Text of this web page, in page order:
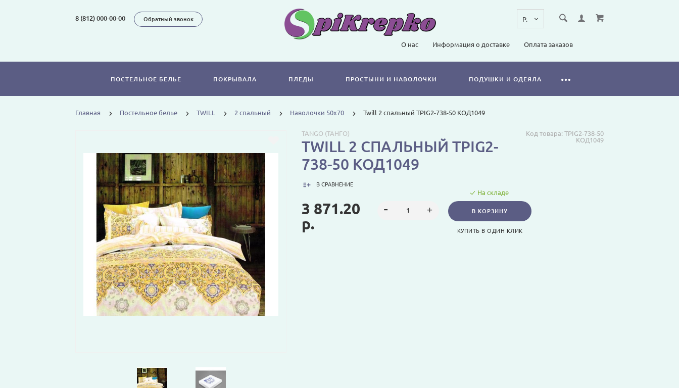
8 (812) 000-00-00 Обратный звонок
О нас Информация о доставке Оплата заказов
ПОСТЕЛЬНОЕ БЕЛЬЕ ПОКРЫВАЛА ПЛЕДЫ ПРОСТЫНИ И НАВОЛОЧКИ ПОДУШКИ И ОДЕЯЛА
Главная Постельное белье TWILL 2 спальный Наволочки 50х70 Twill 2 спальный TPIG2-738-50 КОД1049
Код товара: TPIG2-738-50
КОД1049
TANGO (ТАНГО)
TWILL 2 СПАЛЬНЫЙ TPIG2-
738-50 КОД1049
В СРАВНЕНИЕ
3 871.20
р.
На складе
В КОРЗИНУ
КУПИТЬ В ОДИН КЛИК